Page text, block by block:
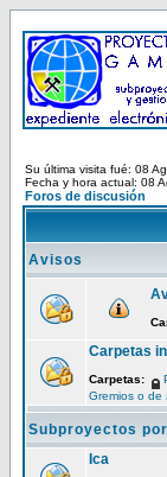
Su última visita fué: 08
Fecha y hora actual: 08
Foros de discusión
Avisos
Carpetas
Carpetas:
Gremios o de
Subproyectos
Ica